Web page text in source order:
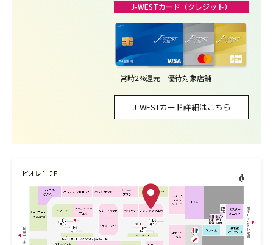
J-WESTカード（クレジット）
常時2%還元 優待対象店舗
J-WESTカード詳細はこちら